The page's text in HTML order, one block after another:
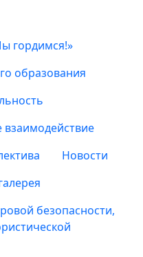
гордимся!»
образования
взаимодействие
Новости
безопасности,